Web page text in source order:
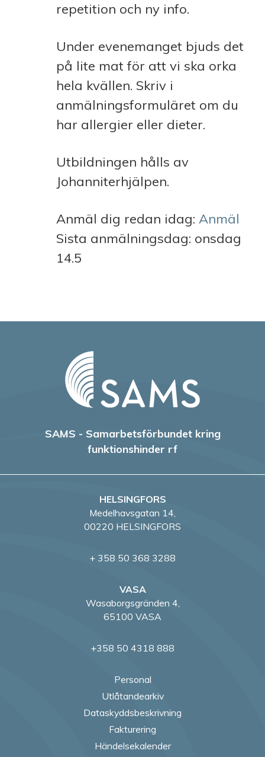
repetition och ny info.
Under evenemanget bjuds det
på lite mat för att vi ska orka
hela kvällen. Skriv i
anmälningsformuläret om du
har allergier eller dieter.
Utbildningen hålls av
Johanniterhjälpen.
Anmäl dig redan idag: Anmäl
Sista anmälningsdag: onsdag
14.5
SAMS - Samarbetsförbundet kring
funktionshinder rf
HELSINGFORS
Medelhavsgatan 14,
00220 HELSINGFORS
+ 358 50 368 3288
VASA
Wasaborgsgränden 4,
65100 VASA
+358 50 4318 888
Personal
Utlåtandearkiv
Dataskyddsbeskrivning
Fakturering
Händelsekalender